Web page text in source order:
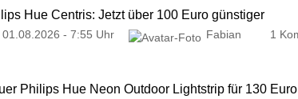
Hue Centris: Jetzt über 100 Euro günstiger
01.08.2026 - 7:55 Uhr Fabian 1
Philips Hue Neon Outdoor Lightstrip für 130 Euro